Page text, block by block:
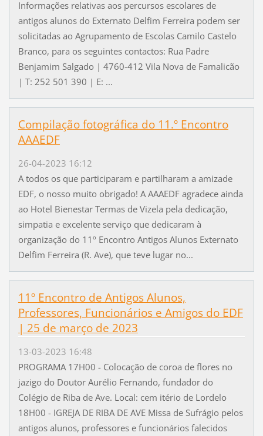
Informações relativas aos percursos escolares de
antigos alunos do Externato Delfim Ferreira podem ser
solicitadas ao Agrupamento de Escolas Camilo Castelo
Branco, para os seguintes contactos: Rua Padre
Benjamim Salgado | 4760-412 Vila Nova de Famalicão
| T: 252 501 390 | E: ...
Compilação fotográfica do 11.º Encontro
AAAEDF
26-04-2023 16:12
A todos os que participaram e partilharam a amizade
EDF, o nosso muito obrigado! A AAAEDF agradece ainda
ao Hotel Bienestar Termas de Vizela pela dedicação,
simpatia e excelente serviço que dedicaram à
organização do 11º Encontro Antigos Alunos Externato
Delfim Ferreira (R. Ave), que teve lugar no...
11º Encontro de Antigos Alunos,
Professores, Funcionários e Amigos do EDF
| 25 de março de 2023
13-03-2023 16:48
PROGRAMA 17H00 - Colocação de coroa de flores no
jazigo do Doutor Aurélio Fernando, fundador do
Colégio de Riba de Ave. Local: cem itério de Lordelo
18H00 - IGREJA DE RIBA DE AVE Missa de Sufrágio pelos
antigos alunos, professores e funcionários falecidos